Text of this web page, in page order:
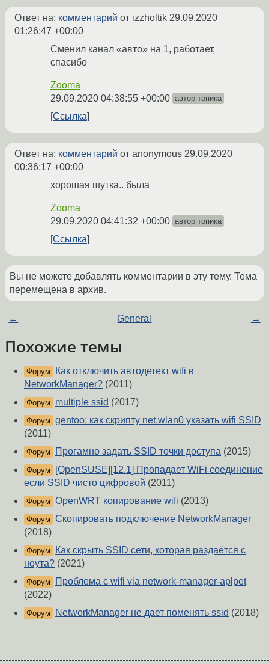
Ответ на: комментарий от izzholtik 29.09.2020
01:26:47 +00:00
Сменил канал «авто» на 1, работает,
спасибо
Zooma
29.09.2020 04:38:55 +00:00 автор топика
Ссылка
Ответ на: комментарий от anonymous 29.09.2020
00:36:17 +00:00
хорошая шутка.. была
Zooma
29.09.2020 04:41:32 +00:00 автор топика
Ссылка
Вы не можете добавлять комментарии в эту тему. Тема
перемещена в архив.
← General →
Похожие темы
Форум
Как отключить автодетект wifi в
NetworkManager? (2011)
Форум multiple ssid (2017)
Форум gentoo: как скрипту net.wlan0 указать wifi SSID
(2011)
Форум Прогамно задать SSID точки доступа (2015)
Форум
[OpenSUSE][12.1] Пропадает WiFi соединение
если SSID чисто цифровой (2011)
Форум OpenWRT копирование wifi (2013)
Форум Скопировать подключение NetworkManager
(2018)
Форум
Как скрыть SSID сети, которая раздаётся с
ноута? (2021)
Форум
Проблема с wifi via network-manager-aplpet
(2022)
Форум NetworkManager не дает поменять ssid (2018)